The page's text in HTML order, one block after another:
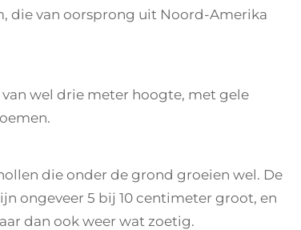
die van oorsprong uit Noord-Amerika
wel drie meter hoogte, met gele
die onder de grond groeien wel. De
ongeveer 5 bij 10 centimeter groot, en
dan ook weer wat zoetig.